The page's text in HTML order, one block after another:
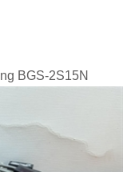
BGS-2S15N